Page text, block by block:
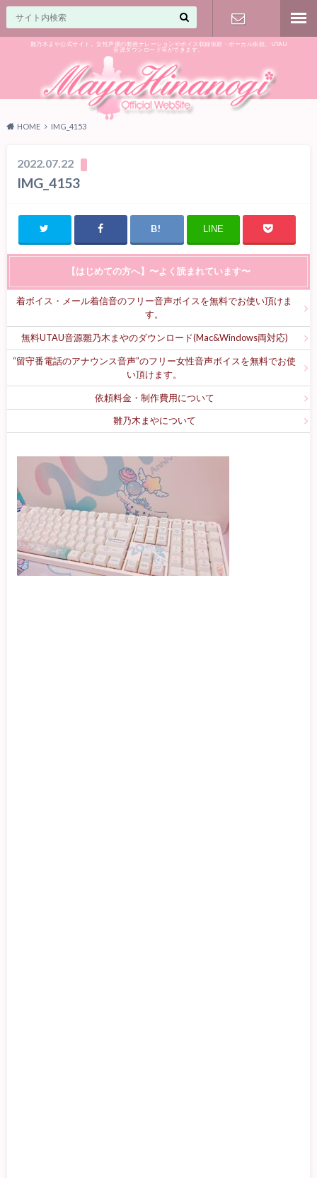
雛乃木まや公式サイト。女性声優の動画ナレーションやボイス収録依頼・ボーカル依頼、UTAU
音源ダウンロード等ができます。
気軽に♪
HOME IMG_4153
2022.07.22
IMG_4153
LINE
【はじめての方へ】〜よく読まれています〜
着ボイス・メール着信音のフリー音声ボイスを無料でお使い頂けま
す。
無料UTAU音源雛乃木まやのダウンロード(Mac&Windows両対応)
“留守番電話のアナウンス音声”のフリー女性音声ボイスを無料でお使
い頂けます。
依頼料金・制作費用について
雛乃木まやについて